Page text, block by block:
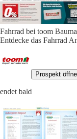
Fahrrad bei toom
Entdecke das Fahrrad
Prospekt
endet bald